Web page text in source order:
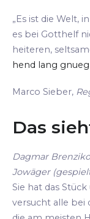
„Es ist die Welt,
es bei Gotthelf
heiteren,
hend lang
Marco Sieber,
Das
Dagmar
Jowäger
Sie hat das
versucht alle bei